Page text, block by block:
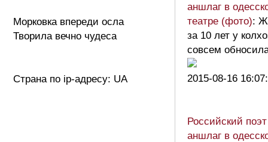
Морковка впереди осла
Творила вечно чудеса
Страна по ip-адресу: UA
аншлаг в
театре (фото):
за 10 лет у
совсем
2015-08-16
Российский
аншлаг в